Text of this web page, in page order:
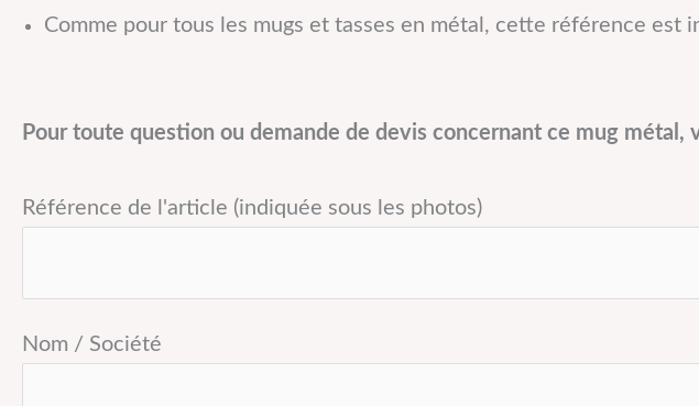
Comme pour tous les mugs et tasses en métal, cette référence est
Pour toute question ou demande de devis concernant ce mug
Référence de l'article (indiquée sous les photos)
Nom / Société